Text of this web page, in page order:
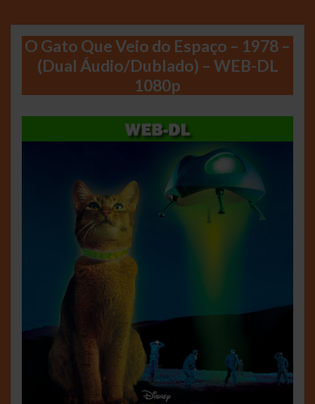
O Gato Que Veio do Espaço – 1978 –
(Dual Áudio/Dublado) – WEB-DL
1080p